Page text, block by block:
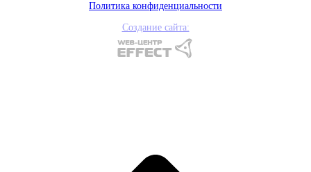
Политика конфиденциальности
Создание сайта: